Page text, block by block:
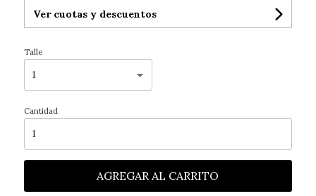
Ver cuotas y descuentos
Talle
Cantidad
AGREGAR AL CARRITO